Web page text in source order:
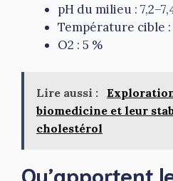
pH du milieu :
Température cible :
O2 : 5 %
Lire aussi :
biomedicine et leur
cholestérol
Qu’apportent